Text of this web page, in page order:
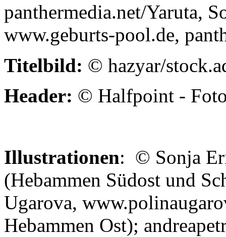
panthermedia.net/Yaruta,
www.geburts-pool.de,
Titelbild: © hazyar/
Header: © Halfpoint -
Illustrationen: © Sonja
(Hebammen Südost und
Ugarova,
Hebammen Ost);